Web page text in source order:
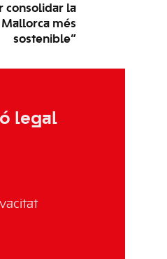
consolidar la
Mallorca més
sostenible”
legal